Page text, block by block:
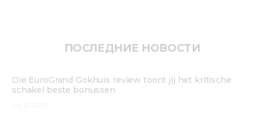
ПОСЛЕДНИЕ НОВОСТИ
Die EuroGrand Gokhuis review toont jij het kritische
schakel beste bonussen